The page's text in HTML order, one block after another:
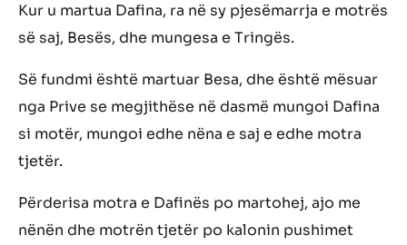
Kur u martua Dafina, ra në sy pjesëmarrja e motrës
së saj, Besës, dhe mungesa e Tringës.
Së fundmi është martuar Besa, dhe është mësuar
nga Prive se megjithëse në dasmë mungoi Dafina
si motër, mungoi edhe nëna e saj e edhe motra
tjetër.
Përderisa motra e Dafinës po martohej, ajo me
nënën dhe motrën tjetër po kalonin pushimet